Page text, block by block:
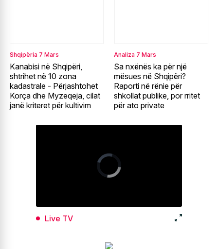
Shqipëria 7 Mars
Kanabisi në Shqipëri,
shtrihet në 10 zona
kadastrale - Përjashtohet
Korça dhe Myzeqeja, cilat
janë kriteret për kultivim
Analiza 7 Mars
Sa nxënës ka për një
mësues në Shqipëri?
Raporti në rënie për
shkollat publike, por rritet
për ato private
Live TV